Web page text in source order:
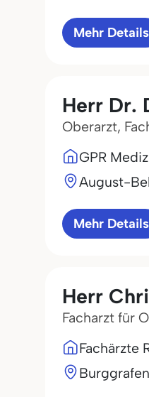
Mehr Details
Herr Dr.
Oberarzt,
GPR
August-
Mehr Details
Herr
Facharzt für
Fachärzte